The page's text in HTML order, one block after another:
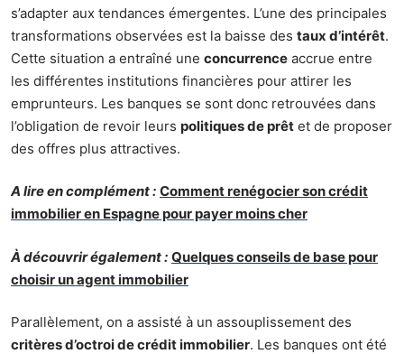
s’adapter aux tendances émergentes. L’une des principales
transformations observées est la baisse des taux d’intérêt.
Cette situation a entraîné une concurrence accrue entre
les différentes institutions financières pour attirer les
emprunteurs. Les banques se sont donc retrouvées dans
l’obligation de revoir leurs politiques de prêt et de proposer
des offres plus attractives.
A lire en complément : Comment renégocier son crédit
immobilier en Espagne pour payer moins cher
À découvrir également : Quelques conseils de base pour
choisir un agent immobilier
Parallèlement, on a assisté à un assouplissement des
critères d’octroi de crédit immobilier. Les banques ont été